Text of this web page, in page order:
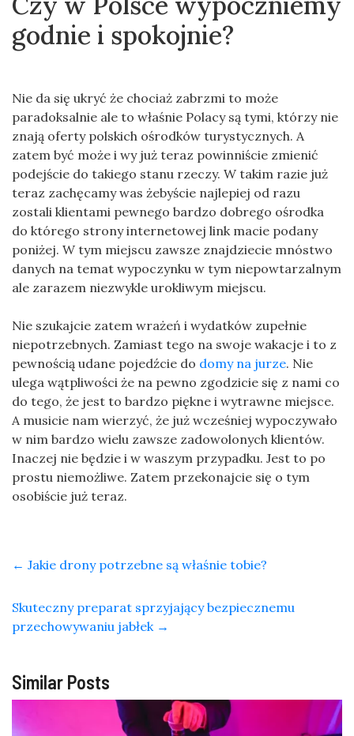
godnie i spokojnie?
Nie da się ukryć że chociaż zabrzmi to może
paradoksalnie ale to właśnie Polacy są tymi, którzy nie
znają oferty polskich ośrodków turystycznych. A
zatem być może i wy już teraz powinniście zmienić
podejście do takiego stanu rzeczy. W takim razie już
teraz zachęcamy was żebyście najlepiej od razu
zostali klientami pewnego bardzo dobrego ośrodka
do którego strony internetowej link macie podany
poniżej. W tym miejscu zawsze znajdziecie mnóstwo
danych na temat wypoczynku w tym niepowtarzalnym
ale zarazem niezwykle urokliwym miejscu.
Nie szukajcie zatem wrażeń i wydatków zupełnie
niepotrzebnych. Zamiast tego na swoje wakacje i to z
pewnością udane pojedźcie do domy na jurze. Nie
ulega wątpliwości że na pewno zgodzicie się z nami co
do tego, że jest to bardzo piękne i wytrawne miejsce.
A musicie nam wierzyć, że już wcześniej wypoczywało
w nim bardzo wielu zawsze zadowolonych klientów.
Inaczej nie będzie i w waszym przypadku. Jest to po
prostu niemożliwe. Zatem przekonajcie się o tym
osobiście już teraz.
← Jakie drony potrzebne są właśnie tobie?
Skuteczny preparat sprzyjający bezpiecznemu
przechowywaniu jabłek →
Similar Posts